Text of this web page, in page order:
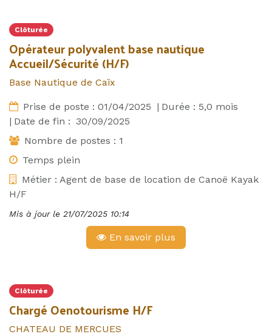
Clôturée
Opérateur polyvalent base nautique
Accueil/Sécurité (H/F)
Base Nautique de Caïx
Prise de poste : 01/04/2025 | Durée : 5,0 mois
| Date de fin : 30/09/2025
Nombre de postes : 1
Temps plein
Métier : Agent de base de location de Canoë Kayak
H/F
Mis à jour le 21/07/2025 10:14
En savoir plus
Clôturée
Chargé Oenotourisme H/F
CHATEAU DE MERCUES